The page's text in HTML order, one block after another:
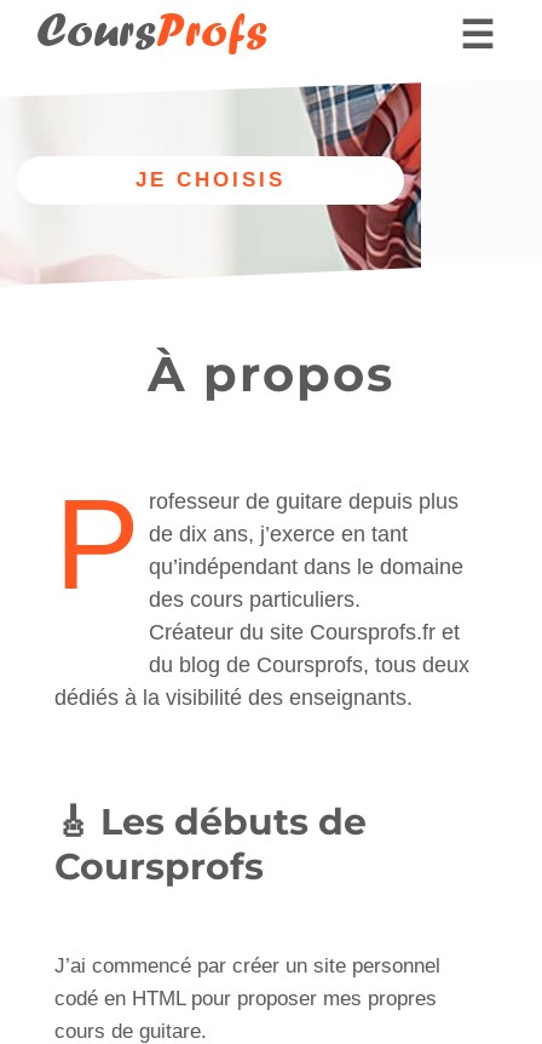
CoursProfs
Nos professeurs
Donner des cours
☰
À propos
P
rofesseur de guitare depuis plus
de dix ans, j’exerce en tant
qu’indépendant dans le domaine
des cours particuliers.
Créateur du site Coursprofs.fret
du blog de Coursprofs, tous deux
dédiés à la visibilité des enseignants.
🎸 Les débuts de
Coursprofs
J’ai commencé par créer un site personnel
codé en HTML pour proposer mes propres
cours de guitare.